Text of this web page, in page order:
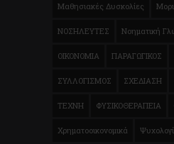
Μαθησιακές Δυσκολίες
ΝΟΣΗΛΕΥΤΕΣ Νοηματική
ΟΙΚΟΝΟΜΙΑ ΠΑΡΑΓΩΓΙΚΟΣ
ΣΥΛΛΟΓΙΣΜΟΣ ΣΧΕΔΙΑΣΗ
ΤΕΧΝΗ ΦΥΣΙΚΟΘΕΡΑΠΕΙΑ
Χρηματοοικονομικά